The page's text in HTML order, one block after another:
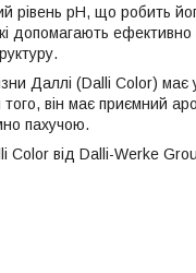
рівень pH, що робить
допомагають
Даллі (Dalli Color) має
того, він має приємний
пахучою.
Color від Dalli-Werke